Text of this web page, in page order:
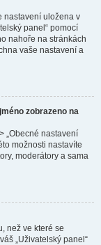
nastavení uložena v
panel“ pomocí
nahoře na stránkách
vaše nastavení a
zobrazeno na
„Obecné nastavení
možnosti nastavíte
moderátory a sama
než ve které se
„Uživatelský panel“